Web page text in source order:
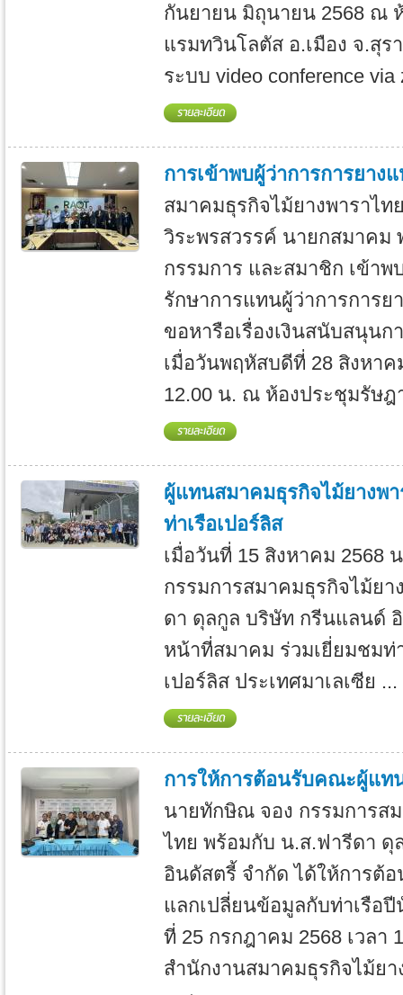
กันยายน มิถุนายน 2568 ณ
แรมทวินโลตัส อ.เมือง จ.สุ
ระบบ video conference via
การเข้าพบผู้ว่าการการยาง
สมาคมธุรกิจไม้ยางพาราไ
วิระพรสวรรค์ นายกสมาคม
กรรมการ และสมาชิก เข้าพ
รักษาการแทนผู้ว่าการการย
ขอหารือเรื่องเงินสนับสนุน
เมื่อวันพฤหัสบดีที่ 28 สิงหาค
12.00 น. ณ ห้องประชุมรัษฎ
ผู้แทนสมาคมธุรกิจไม้ยางพ
ท่าเรือเปอร์ลิส
เมื่อวันที่ 15 สิงหาคม 2568
กรรมการสมาคมธุรกิจไม้ยา
ดา ดุลกูล บริษัท กรีนแลนด์
หน้าที่สมาคม ร่วมเยี่ยมชมท่
เปอร์ลิส ประเทศมาเลเซีย ...
การให้การต้อนรับคณะผู้แท
นายทักษิณ จอง กรรมการส
ไทย พร้อมกับ น.ส.ฟารีดา
อินดัสตรี้ จำกัด ได้ให้การต้
แลกเปลี่ยนข้อมูลกับท่าเรือ
ที่ 25 กรกฎาคม 2568 เวลา
สำนักงานสมาคมธุรกิจไม้ย